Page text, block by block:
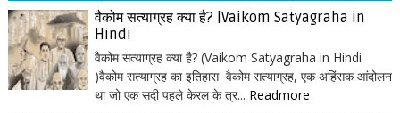
वैकोम सत्याग्रह क्या है? |Vaikom Satyagraha in
Hindi
वैकोम सत्याग्रह क्या है? (Vaikom Satyagraha in Hindi
)वैकोम सत्याग्रह का इतिहास वैकोम सत्याग्रह, एक अहिंसक आंदोलन
था जो एक सदी पहले केरल के त्र... Readmore